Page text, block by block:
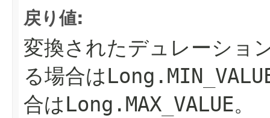
戻り値:
変換されたデュレーショ
る場合は
合はLong.MAX_VALUE。